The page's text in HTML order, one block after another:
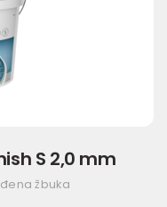
S 2,0 mm
žbuka